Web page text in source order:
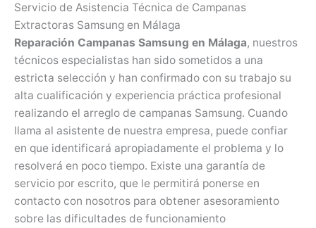
Servicio de Asistencia Técnica de Campanas
Extractoras Samsung en Málaga
Reparación Campanas Samsung en Málaga, nuestros
técnicos especialistas han sido sometidos a una
estricta selección y han confirmado con su trabajo su
alta cualificación y experiencia práctica profesional
realizando el arreglo de campanas Samsung. Cuando
llama al asistente de nuestra empresa, puede confiar
en que identificará apropiadamente el problema y lo
resolverá en poco tiempo. Existe una garantía de
servicio por escrito, que le permitirá ponerse en
contacto con nosotros para obtener asesoramiento
sobre las dificultades de funcionamiento